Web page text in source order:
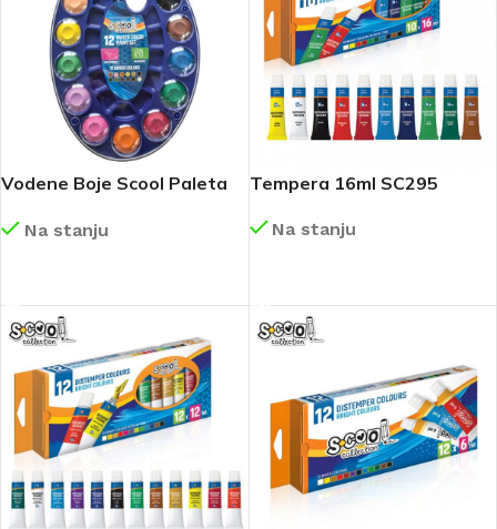
Vodene Boje Scool Paleta
Na stanju
Tempera 16ml SC295
Na stanju